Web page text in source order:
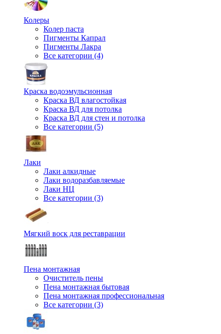
Колеры
Колер паста
Пигменты Капрал
Пигменты Лакра
Все категории (4)
Краска водоэмульсионная
Краска ВД влагостойкая
Краска ВД для потолка
Краска ВД для стен и потолка
Все категории (5)
Лаки
Лаки алкидные
Лаки водоразбавляемые
Лаки НЦ
Все категории (3)
Мягкий воск для реставрации
Пена монтажная
Очиститель пены
Пена монтажная бытовая
Пена монтажная профессиональная
Все категории (3)